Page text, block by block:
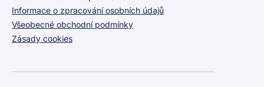
Informace o zpracování osobních údajů
Všeobecné obchodní podmínky
Zásady cookies